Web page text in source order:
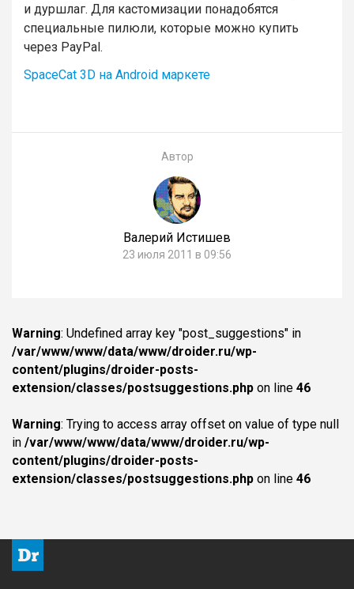
и дуршлаг. Для кастомизации понадобятся
специальные пилюли, которые можно купить
через PayPal.
SpaceCat 3D на Android маркете
Автор
Валерий Истишев
23 июля 2011 в 09:56
Warning: Undefined array key "post_suggestions" in
/var/www/www/data/www/droider.ru/wp-
content/plugins/droider-posts-
extension/classes/postsuggestions.php on line 46
Warning: Trying to access array offset on value of type null
in /var/www/www/data/www/droider.ru/wp-
content/plugins/droider-posts-
extension/classes/postsuggestions.php on line 46